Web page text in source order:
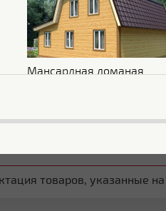
Обратная
Стойкость к УФ
товаров, указанные
Мансардная ломаная